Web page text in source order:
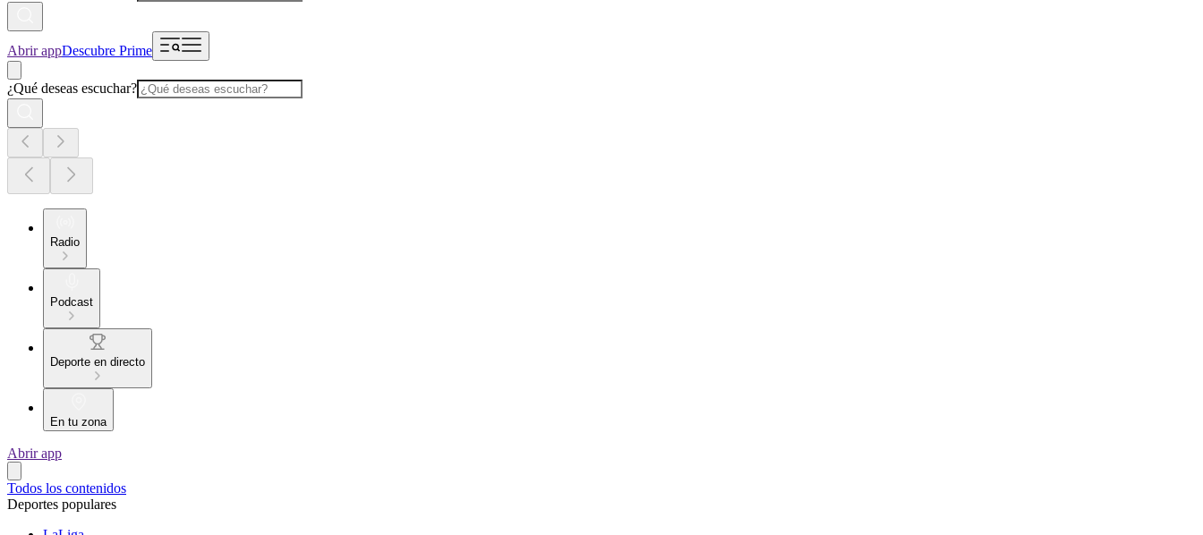
Abrir appDescubre Prime
¿Qué deseas escuchar?
Radio
Podcast
Deporte en directo
En tu zona
Abrir app
Todos los contenidos
Deportes populares